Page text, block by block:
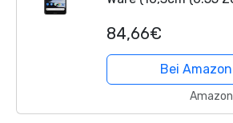
Sim), Charcoal
84,66€
Bei